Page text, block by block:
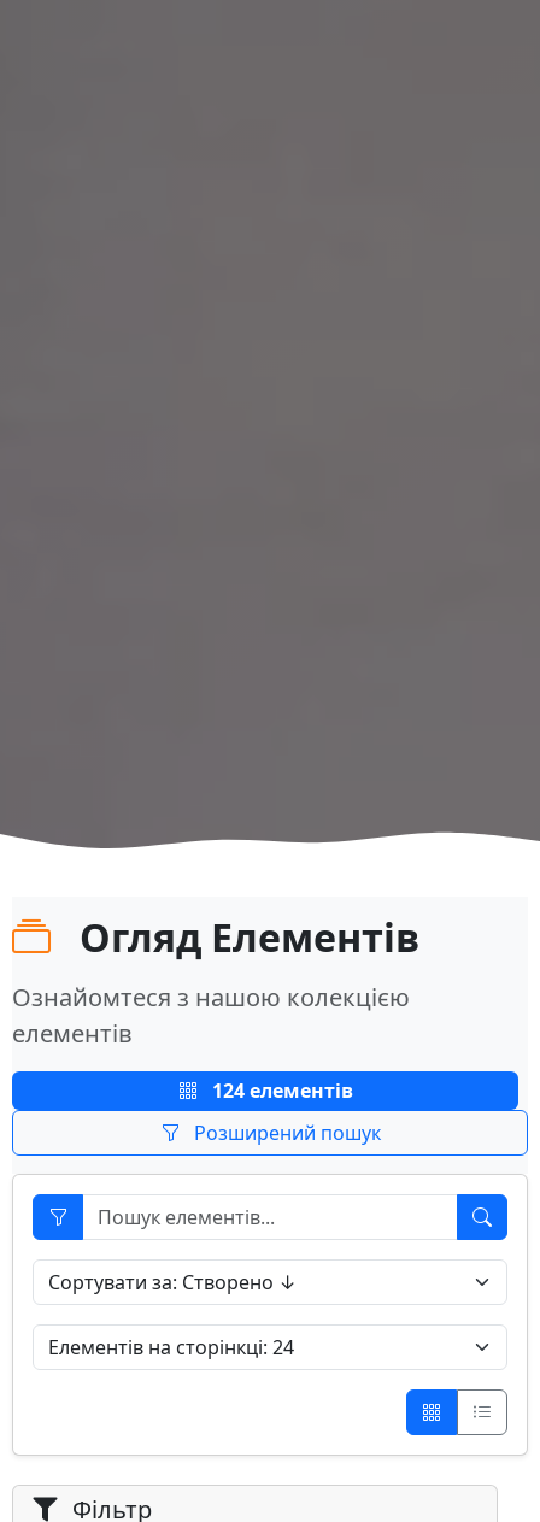
Огляд Елементів
Ознайомтеся з нашою колекцією
елементів
124 елементів
Розширений пошук
Фільтр